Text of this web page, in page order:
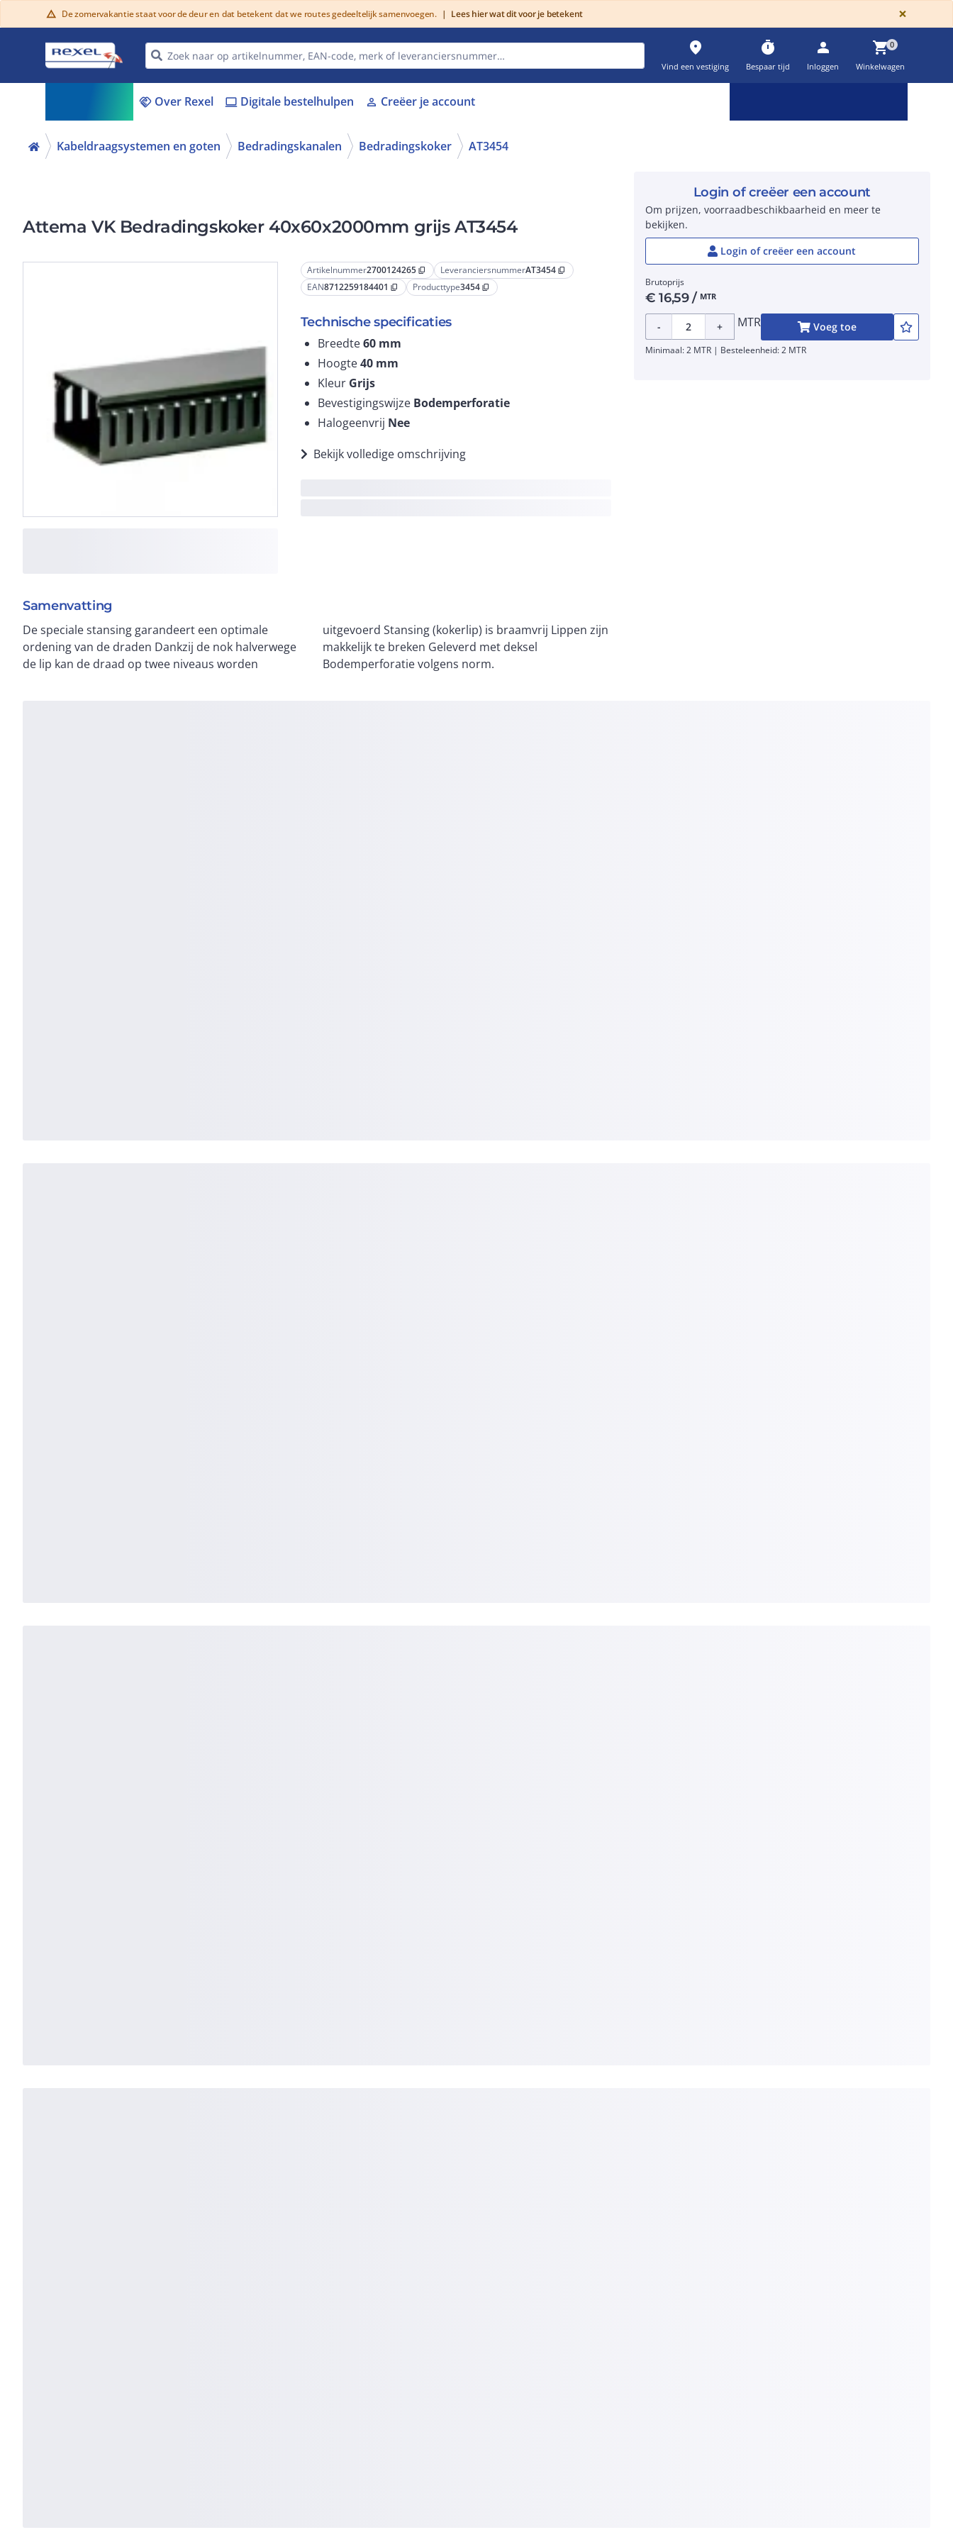
warning De zomervakantie staat voor de deur en dat betekent dat we routes gedeeltelijk samenvoegen. | Lees hier wat dit voor je betekent ×
place
Vind een vestiging
timer
Bespaar tijd
person
Inloggen
shopping_cart0
Winkelwagen
handshake Over Rexel laptop Digitale bestelhulpen person Creëer je account
Kabeldraagsystemen en goten Bedradingskanalen Bedradingskoker AT3454
Attema VK Bedradingskoker 40x60x2000mm grijs AT3454
Artikelnummer2700124265 content_copy LeveranciersnummerAT3454 content_copy
EAN8712259184401 content_copy Producttype3454 content_copy
Technische specificaties
Breedte60 mm
Hoogte40 mm
Kleur Grijs
Bevestigingswijze Bodemperforatie
Halogeenvrij Nee
Bekijk volledige omschrijving
Samenvatting
De speciale stansing garandeert een optimale
ordening van de draden Dankzij de nok halverwege
de lip kan de draad op twee niveaus worden
uitgevoerd Stansing (kokerlip) is braamvrij Lippen zijn
makkelijk te breken Geleverd met deksel
Bodemperforatie volgens norm.
Login of creëer een account
Om prijzen, voorraadbeschikbaarheid en meer te
bekijken.
Login of creëer een account
Brutoprijs
€16,59/ MTR
- + MTR Voeg toe
Minimaal: 2 MTR | Besteleenheid: 2 MTR